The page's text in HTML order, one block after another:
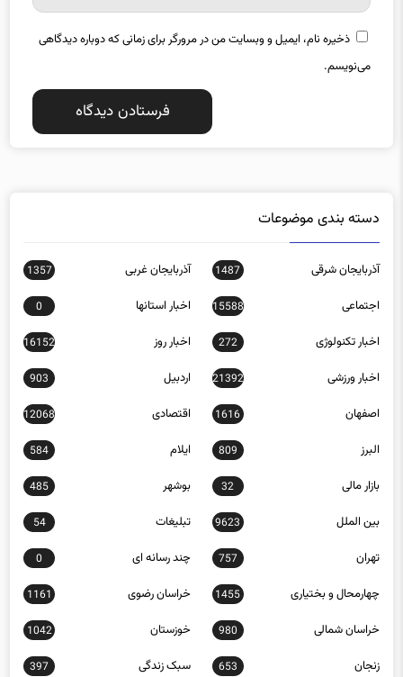
ذخیره نام، ایمیل و وبسایت من در مرورگر برای زمانی که دوباره دیدگاهی
می‌نویسم.
دسته بندی موضوعات
آذربایجان شرقی 1487 آذربایجان غربی 1357
اجتماعی 15588 اخبار استانها 0
اخبار تکنولوژی 272 اخبار روز 16152
اخبار ورزشی 21392 اردبیل 903
اصفهان 1616 اقتصادی 12068
البرز 809 ایلام 584
بازار مالی 32 بوشهر 485
بین الملل 9623 تبلیغات 54
تهران 757 چند رسانه ای 0
چهارمحال و بختیاری 1455 خراسان رضوی 1161
خراسان شمالی 980 خوزستان 1042
زنجان 653 سبک زندگی 397